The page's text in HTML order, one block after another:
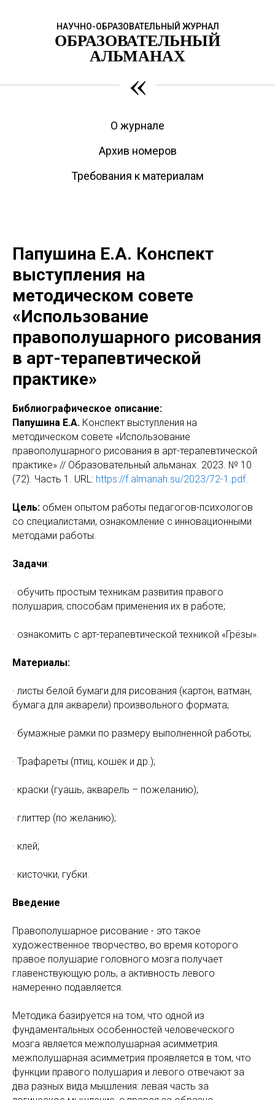
НАУЧНО-ОБРАЗОВАТЕЛЬНЫЙ ЖУРНАЛ
ОБРАЗОВАТЕЛЬНЫЙ
АЛЬМАНАХ
«
О журнале
Архив номеров
Требования к материалам
Папушина Е.А. Конспект
выступления на
методическом совете
«Использование
правополушарного рисования
в арт-терапевтической
практике»
Библиографическое описание:
Папушина Е.А. Конспект выступления на
методическом совете «Использование
правополушарного рисования в арт-терапевтической
практике» // Образовательный альманах. 2023. № 10
(72). Часть 1. URL: https://f.almanah.su/2023/72-1.pdf.
Цель: обмен опытом работы педагогов-психологов
со специалистами, ознакомление с инновационными
методами работы.
Задачи:
· обучить простым техникам развития правого
полушария, способам применения их в работе;
· ознакомить с арт-терапевтической техникой «Грёзы».
Материалы:
· листы белой бумаги для рисования (картон, ватман,
бумага для акварели) произвольного формата;
· бумажные рамки по размеру выполненной работы;
· Трафареты (птиц, кошек и др.);
· краски (гуашь, акварель – пожеланию);
· глиттер (по желанию);
· клей;
· кисточки, губки.
Введение
Правополушарное рисование - это такое
художественное творчество, во время которого
правое полушарие головного мозга получает
главенствующую роль, а активность левого
намеренно подавляется.
Методика базируется на том, что одной из
фундаментальных особенностей человеческого
мозга является межполушарная асимметрия.
межполушарная асимметрия проявляется в том, что
функции правого полушария и левого отвечают за
два разных вида мышления: левая часть за